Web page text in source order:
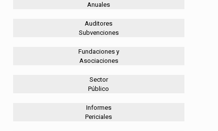
Anuales
Auditores
Subvenciones
Fundaciones y
Asociaciones
Sector
Público
Informes
Periciales